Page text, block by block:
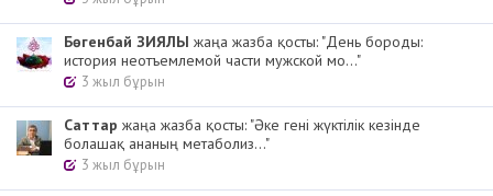
Бөгенбай ЗИЯЛЫ жаңа жазба қосты: "День бороды:
история неотъемлемой части мужской мо..."
3 жыл бұрын
Cаттар жаңа жазба қосты: "Әке гені жүктілік кезінде
болашақ ананың метаболиз..."
3 жыл бұрын